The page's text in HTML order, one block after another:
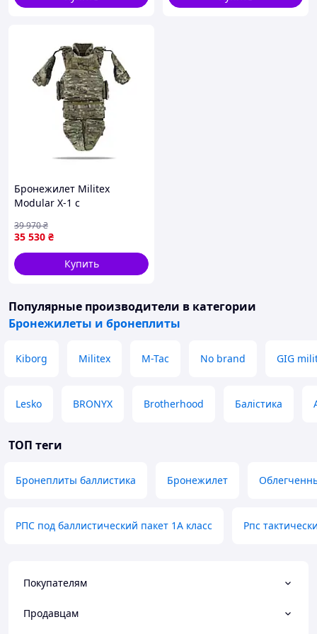
Бронежилет Militex
Modular X-1 с
(1 класс) | Multicam |
Cordura USA | Размер L
35 530 ₴
39 970₴
Купить
Популярные производители в категории
Бронежилеты и бронеплиты
Kiborg Militex M-Tac No brand GIG
Lesko BRONYX Brotherhood Балістика
ТОП теги
Бронеплиты баллистика Бронежилет
РПС под баллистический пакет 1А класс Рпс
Покупателям
Продавцам